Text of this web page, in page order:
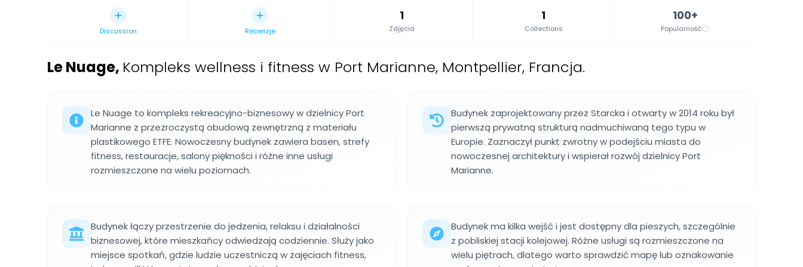
Discussion Recenzje
1
Zdjęcia
1
Collections
100+
Popularność
Le Nuage, Kompleks wellness i fitness w Port Marianne, Montpellier, Francja.
Le Nuage to kompleks rekreacyjno-biznesowy w dzielnicy Port
Marianne z przezroczystą obudową zewnętrzną z materiału
plastikowego ETFE. Nowoczesny budynek zawiera basen, strefy
fitness, restauracje, salony piękności i różne inne usługi
rozmieszczone na wielu poziomach.
Budynek zaprojektowany przez Starcka i otwarty w 2014 roku był
pierwszą prywatną strukturą nadmuchiwaną tego typu w
Europie. Zaznaczył punkt zwrotny w podejściu miasta do
nowoczesnej architektury i wspierał rozwój dzielnicy Port
Marianne.
Budynek łączy przestrzenie do jedzenia, relaksu i działalności
biznesowej, które mieszkańcy odwiedzają codziennie. Służy jako
miejsce spotkań, gdzie ludzie uczestniczą w zajęciach fitness,
Budynek ma kilka wejść i jest dostępny dla pieszych, szczególnie
z pobliskiej stacji kolejowej. Różne usługi są rozmieszczone na
wielu piętrach, dlatego warto sprawdzić mapę lub oznakowanie